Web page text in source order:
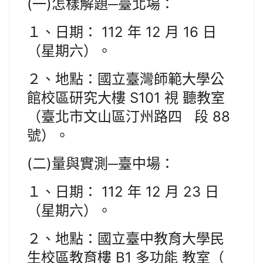
(一)怎樣解題─臺北場：
１、日期： 112 年 12 月 16 日
（星期六）。
２、地點：國立臺灣師範大學公
館校區研究大樓 S101 視 聽教室
（臺北市文山區汀州路四 段 88
號）。
(二)量與實測─臺中場：
１、日期： 112 年 12 月 23 日
（星期六）。
２、地點：國立臺中教育大學民
生校區教育樓 B1 多功能 教室（